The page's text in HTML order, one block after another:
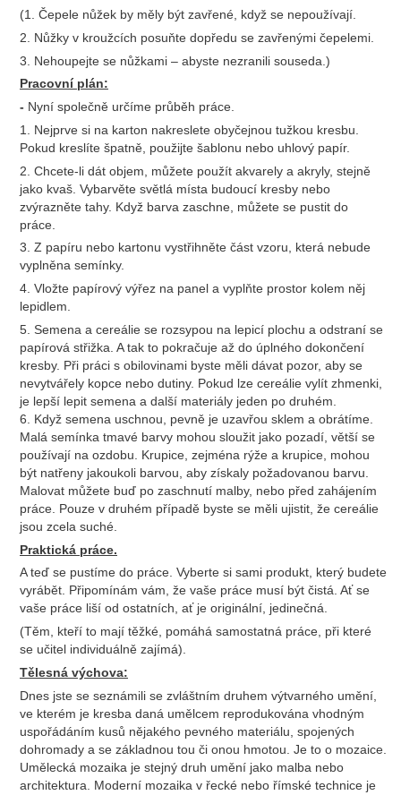
(1. Čepele nůžek by měly být zavřené, když se nepoužívají.
2. Nůžky v kroužcích posuňte dopředu se zavřenými čepelemi.
3. Nehoupejte se nůžkami – abyste nezranili souseda.)
Pracovní plán:
- Nyní společně určíme průběh práce.
1. Nejprve si na karton nakreslete obyčejnou tužkou kresbu.
Pokud kreslíte špatně, použijte šablonu nebo uhlový papír.
2. Chcete-li dát objem, můžete použít akvarely a akryly, stejně
jako kvaš. Vybarvěte světlá místa budoucí kresby nebo
zvýrazněte tahy. Když barva zaschne, můžete se pustit do
práce.
3. Z papíru nebo kartonu vystřihněte část vzoru, která nebude
vyplněna semínky.
4. Vložte papírový výřez na panel a vyplňte prostor kolem něj
lepidlem.
5. Semena a cereálie se rozsypou na lepicí plochu a odstraní se
papírová střižka. A tak to pokračuje až do úplného dokončení
kresby. Při práci s obilovinami byste měli dávat pozor, aby se
nevytvářely kopce nebo dutiny. Pokud lze cereálie vylít zhmenki,
je lepší lepit semena a další materiály jeden po druhém.
6. Když semena uschnou, pevně je uzavřou sklem a obrátíme.
Malá semínka tmavé barvy mohou sloužit jako pozadí, větší se
používají na ozdobu. Krupice, zejména rýže a krupice, mohou
být natřeny jakoukoli barvou, aby získaly požadovanou barvu.
Malovat můžete buď po zaschnutí malby, nebo před zahájením
práce. Pouze v druhém případě byste se měli ujistit, že cereálie
jsou zcela suché.
Praktická práce.
A teď se pustíme do práce. Vyberte si sami produkt, který budete
vyrábět. Připomínám vám, že vaše práce musí být čistá. Ať se
vaše práce liší od ostatních, ať je originální, jedinečná.
(Těm, kteří to mají těžké, pomáhá samostatná práce, při které
se učitel individuálně zajímá).
Tělesná výchova:
Dnes jste se seznámili se zvláštním druhem výtvarného umění,
ve kterém je kresba daná umělcem reprodukována vhodným
uspořádáním kusů nějakého pevného materiálu, spojených
dohromady a se základnou tou či onou hmotou. Je to o mozaice.
Umělecká mozaika je stejný druh umění jako malba nebo
architektura. Moderní mozaika v řecké nebo římské technice je